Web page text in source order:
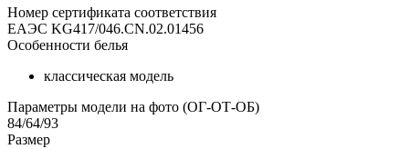
Номер сертификата соответствия
ЕАЭС KG417/046.CN.02.01456
Особенности белья
классическая модель
Параметры модели на фото (ОГ-ОТ-ОБ)
84/64/93
Размер